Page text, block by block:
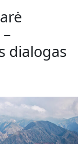
dialogas